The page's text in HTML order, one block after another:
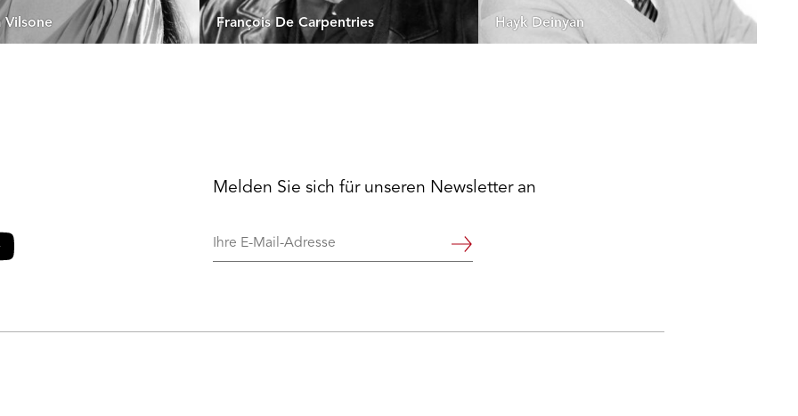
Vilsone François De Carpentries Hayk Deinyan
Melden Sie sich für unseren Newsletter an
Ihre
Weiter